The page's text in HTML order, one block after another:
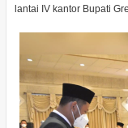
lantai IV kantor Bupati